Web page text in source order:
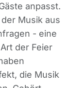
anpasst.
Musik aus
- eine
der Feier
die Musik